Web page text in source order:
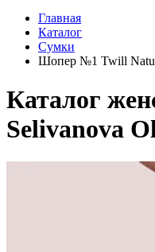
Главная
Каталог
Сумки
Шопер №1 Twill
Каталог
Selivanova